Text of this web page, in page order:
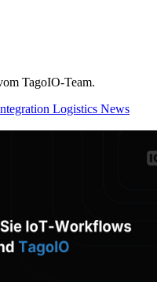
TagoIO-Team.
Logistics News